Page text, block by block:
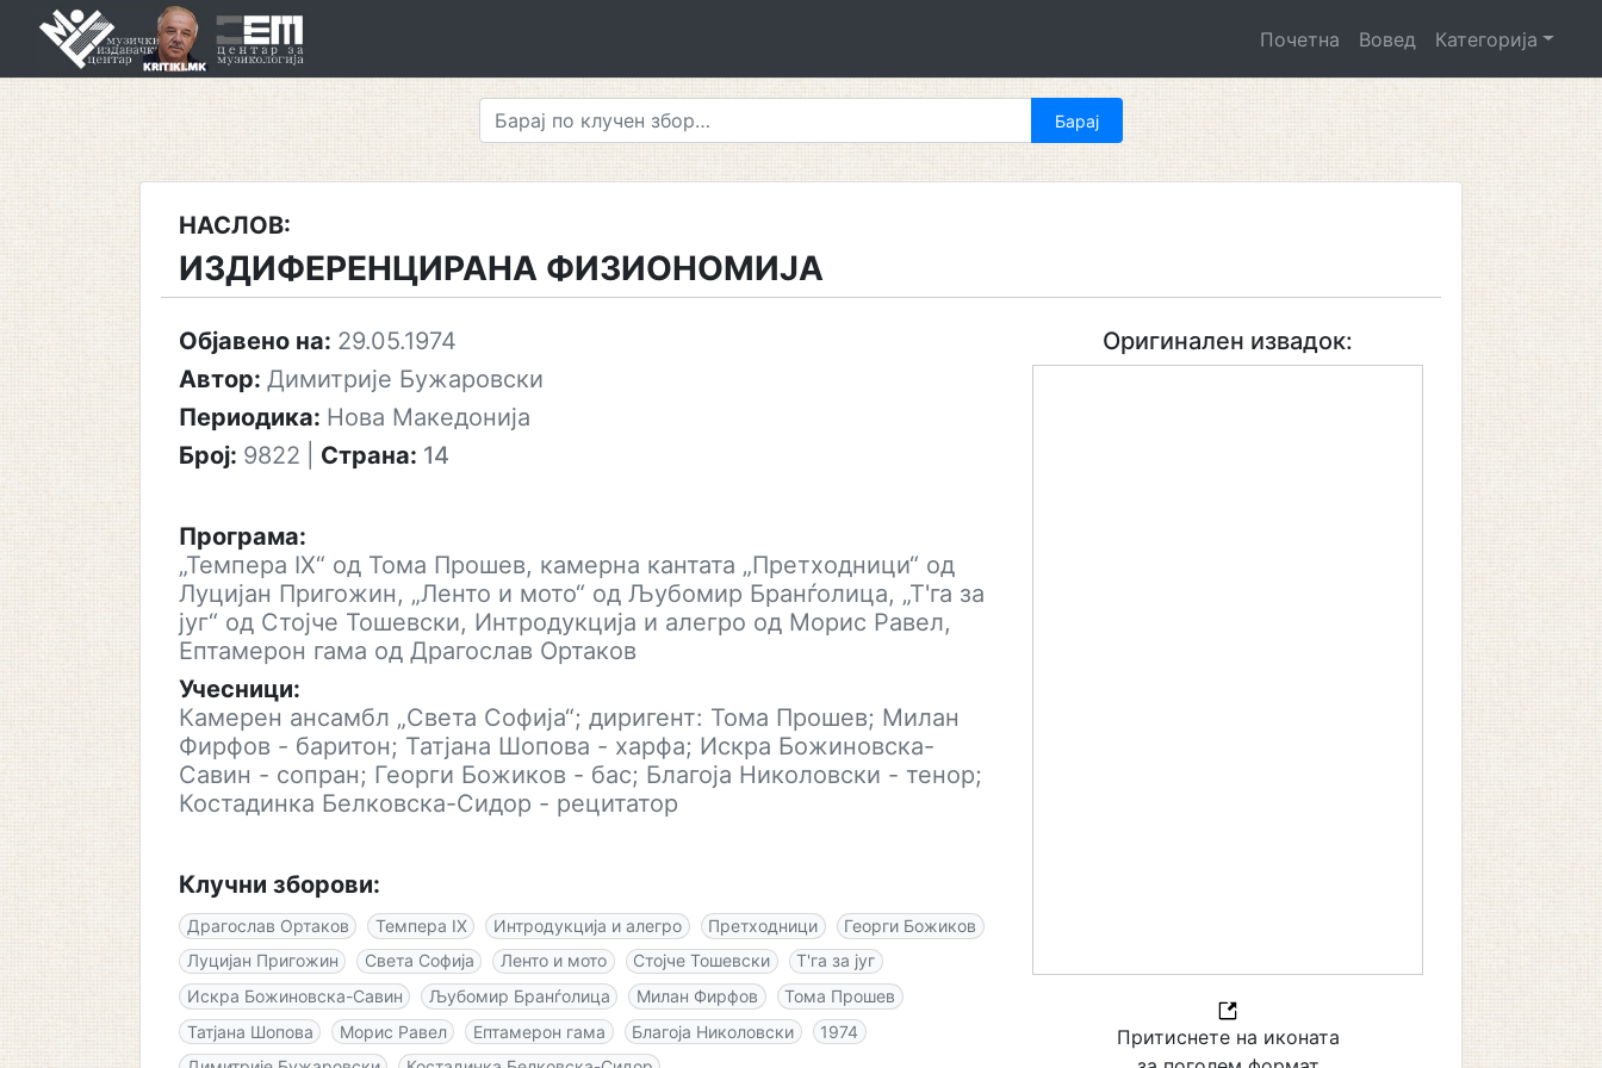
Почетна Вовед Категорија
НАСЛОВ:
ИЗДИФЕРЕНЦИРАНА ФИЗИОНОМИЈА
Објавено на: 29.05.1974
Автор: Димитрије Бужаровски
Периодика: Нова Македонија
Број: 9822 Страна: 14
Програма:
„Темпера IX“ од Тома Прошев, камерна кантата „Претходници“ од
Луцијан Пригожин, „Ленто и мото“ од Љубомир Бранѓолица, „Т'га за
југ“ од Стојче Тошевски, Интродукција и алегро од Морис Равел,
Ептамерон гама од Драгослав Ортаков
Учесници:
Камерен ансамбл „Света Софија“; диригент: Тома Прошев; Милан
Фирфов - баритон; Татјана Шопова - харфа; Искра Божиновска-
Савин - сопран; Георги Божиков - бас; Благоја Николовски - тенор;
Костадинка Белковска-Сидор - рецитатор
Клучни зборови:
Драгослав Ортаков Темпера IX Интродукција и алегро Претходници
Георги Божиков
Луцијан Пригожин
Света Софија Ленто и мото Стојче Тошевски
Т'га за југ
Искра Божиновска-Савин
Љубомир Бранѓолица Милан Фирфов
Тома Прошев
Татјана Шопова
Морис Равел Ептамерон гама Благоја Николовски
1974
Оригинален извадок:
Притиснете на иконата